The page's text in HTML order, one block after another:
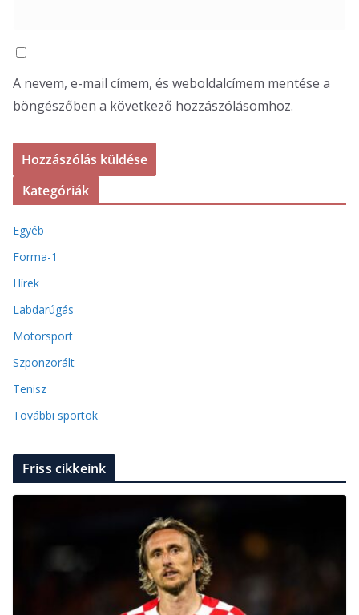
A nevem, e-mail címem, és weboldalcímem mentése a
böngészőben a következő hozzászólásomhoz.
Kategóriák
Egyéb
Forma-1
Hírek
Labdarúgás
Motorsport
Szponzorált
Tenisz
További sportok
Friss cikkeink